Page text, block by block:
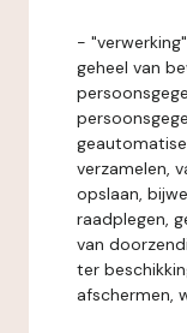
-
geheel van
verzamelen,
opslaan,
raadplegen,
van
ter
afschermen,